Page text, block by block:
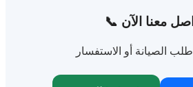
معنا الآن
الصيانة أو الاستفسار